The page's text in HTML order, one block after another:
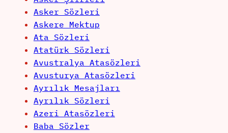
Asker Sözleri
Askere Mektup
Ata Sözleri
Atatürk Sözleri
Avustralya Atasözleri
Avusturya Atasözleri
Ayrılık Mesajları
Ayrılık Sözleri
Azeri Atasözleri
Baba Sözler